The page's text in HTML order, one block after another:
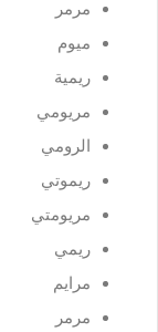
مرمر
ميوم
ريمية
مريومي
الرومي
ريموتي
مريومتي
ريمي
مرايم
مرمر